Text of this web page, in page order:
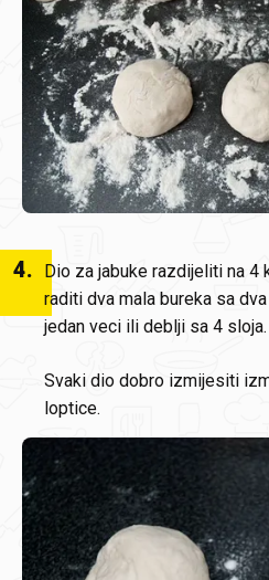
4.
Dio za jabuke razdijeliti na 4
raditi dva mala bureka sa
jedan veci ili deblji sa 4
Svaki dio dobro izmijesiti
loptice.